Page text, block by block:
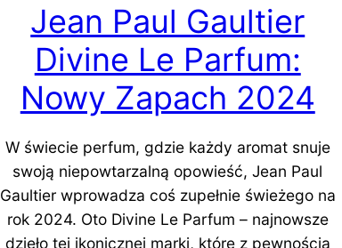
Jean Paul Gaultier
Divine Le Parfum:
Nowy Zapach 2024
W świecie perfum, gdzie każdy aromat snuje
swoją niepowtarzalną opowieść, Jean Paul
Gaultier wprowadza coś zupełnie świeżego na
rok 2024. Oto Divine Le Parfum – najnowsze
dzieło tej ikonicznej marki, które z pewnością